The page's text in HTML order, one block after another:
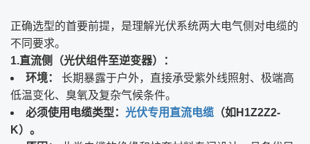
正确选型的首要前提，是理解光伏系统两大电气侧对电缆的
不同要求。
1.直流侧（光伏组件至逆变器）：
环境：
​ 长期暴露于户外，直接承受紫外线照射、极端高
低温变化、臭氧及复杂气候条件。
必须使用电缆类型： 光伏专用直流电缆 （如H1Z2Z2-
K）。